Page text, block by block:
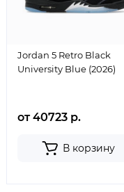
Jordan 5 Retro Black
University Blue (2026)
от 40723 р.
В корзину